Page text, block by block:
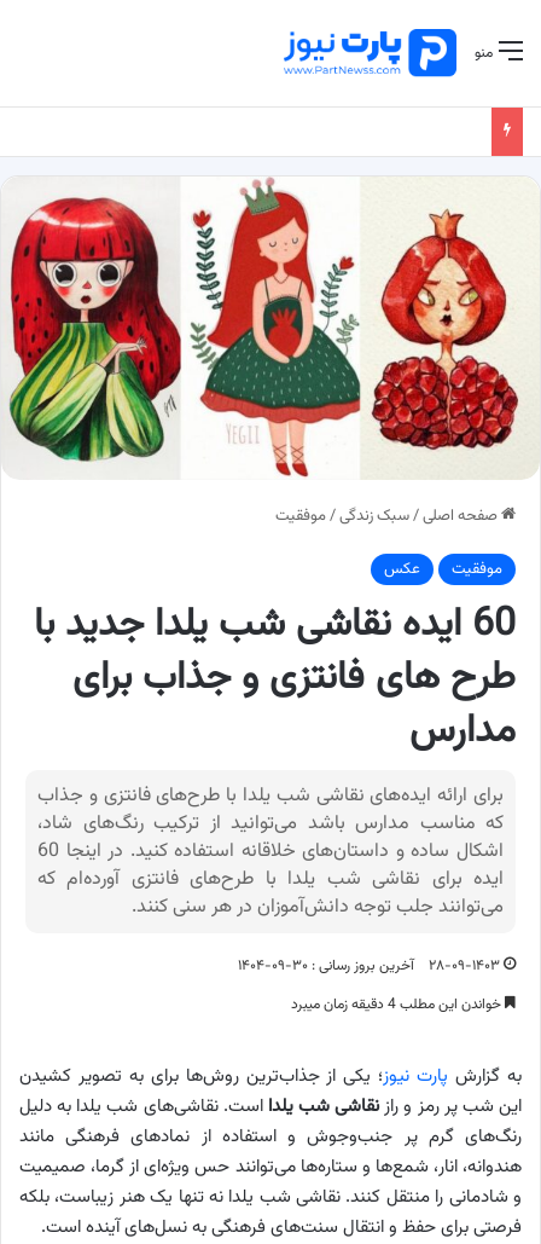
منو
صفحه اصلی/سبک زندگی/موفقیت
موفقیت عکس
60 ایده نقاشی شب یلدا جدید با
طرح های فانتزی و جذاب برای
مدارس
برای ارائه ایده‌های نقاشی شب یلدا با طرح‌های فانتزی و جذاب
که مناسب مدارس باشد می‌توانید از ترکیب رنگ‌های شاد،
اشکال ساده و داستان‌های خلاقانه استفاده کنید. در اینجا 60
ایده برای نقاشی شب یلدا با طرح‌های فانتزی آورده‌ام که
می‌توانند جلب توجه دانش‌آموزان در هر سنی کنند.
۲۸-۰۹-۱۴۰۳
آخرین بروز رسانی : ۳۰-۰۹-۱۴۰۴
خواندن این مطلب 4 دقیقه زمان میبرد
به گزارش پارت نیوز؛ یکی از جذاب‌ترین روش‌ها برای به تصویر کشیدن
این شب پر رمز و رازنقاشی شب یلدا است. نقاشی‌های شب یلدا به دلیل
رنگ‌های گرم پر جنب‌وجوش و استفاده از نمادهای فرهنگی مانند
هندوانه، انار، شمع‌ها و ستاره‌ها می‌توانند حس ویژه‌ای از گرما، صمیمیت
و شادمانی را منتقل کنند. نقاشی شب یلدا نه تنها یک هنر زیباست، بلکه
فرصتی برای حفظ و انتقال سنت‌های فرهنگی به نسل‌های آینده است.